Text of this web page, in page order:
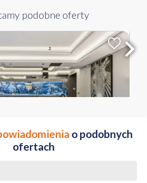
podobne oferty
126 m2
Cena za m2
29 365 PLN
Warszawa Śródmieście Północne ul. Pokorna
o podobnych
ofertach